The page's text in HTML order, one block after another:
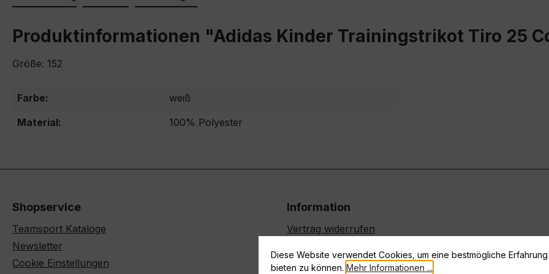
Produktinformationen "Adidas Kinder Trainingstrikot Tiro 25
Größe: 152
Farbe:
weiß
Material:
100% Polyester
Shopservice
Teamsport Kataloge
Newsletter
Cookie Einstellungen
Information
Vertrag widerrufen
Widerrufsrecht
Diese Website verwendet Cookies, um eine bestmögliche Erfahrung
bieten zu können. Mehr Informationen ...